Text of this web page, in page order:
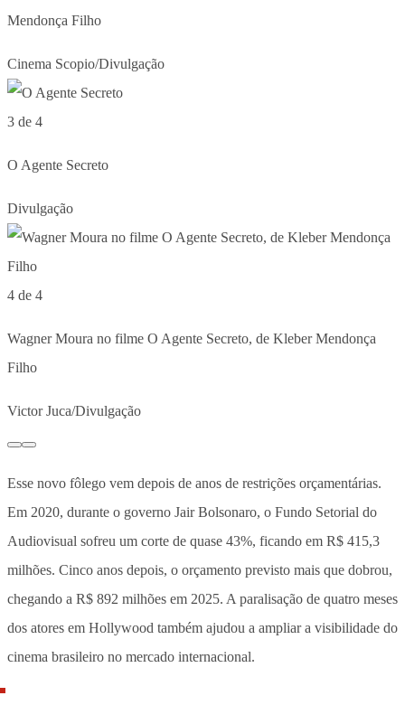
Mendonça Filho
Cinema Scopio/Divulgação
3 de 4
O Agente Secreto
Divulgação
4 de 4
Wagner Moura no filme O Agente Secreto, de Kleber Mendonça
Filho
Victor Juca/Divulgação
Esse novo fôlego vem depois de anos de restrições orçamentárias.
Em 2020, durante o governo Jair Bolsonaro, o Fundo Setorial do
Audiovisual sofreu um corte de quase 43%, ficando em R$ 415,3
milhões. Cinco anos depois, o orçamento previsto mais que dobrou,
chegando a R$ 892 milhões em 2025. A paralisação de quatro meses
dos atores em Hollywood também ajudou a ampliar a visibilidade do
cinema brasileiro no mercado internacional.